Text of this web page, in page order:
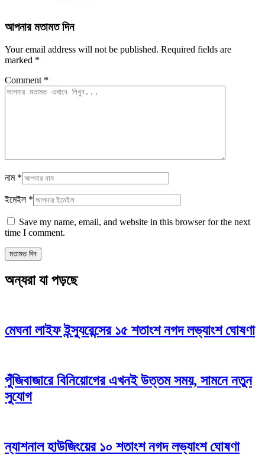
আপনার মতামত দিন
Your email address will not be published. Required fields are
marked *
Comment *
নাম *
ইমেইল *
Save my name, email, and website in this browser for the next
time I comment.
অন্যরা যা পড়ছে
মেঘনা লাইফ ইন্স্যুরেন্সের ১৫ শতাংশ নগদ লভ্যাংশ ঘোষণা
পুঁজিবাজারে বিনিয়োগের এখনই উত্তম সময়, সামনে নতুন
সুযোগ
ন্যাশনাল হাউজিংয়ের ১০ শতাংশ নগদ লভ্যাংশ ঘোষণা